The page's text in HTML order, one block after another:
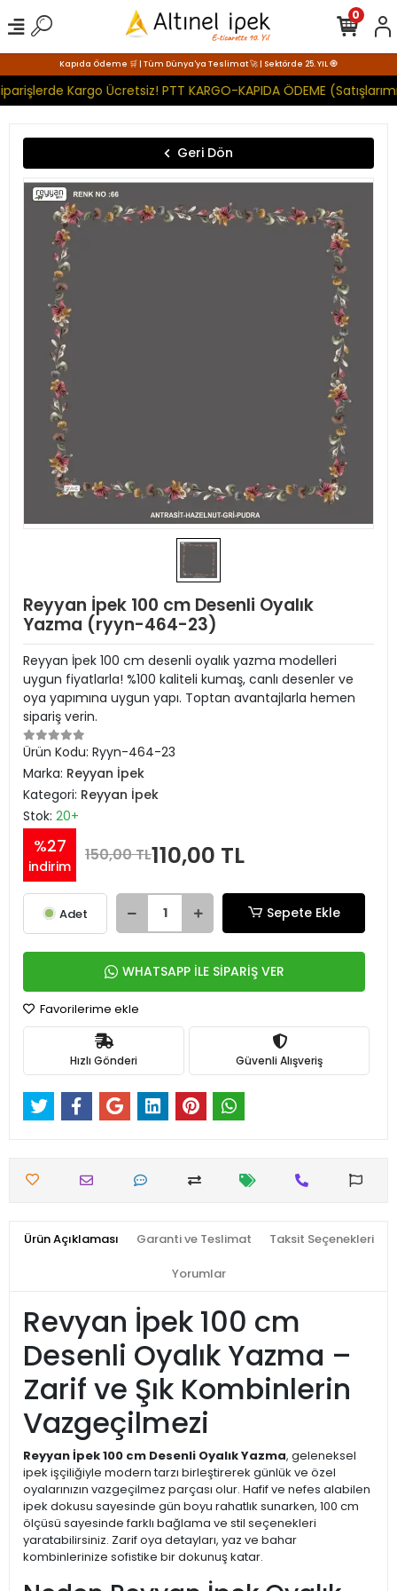
Kapıda Ödeme 🛒 | Tüm Dünya'ya Teslimat 🚀 | Sektörde 25. YIL 🧿
Kargo Ücretsiz! PTT KARGO-KAPIDA ÖDEME
0
Geri Dön
Reyyan İpek 100 cm Desenli Oyalık
Yazma (ryyn-464-23)
Reyyan İpek 100 cm desenli oyalık yazma modelleri
uygun fiyatlarla! %100 kaliteli kumaş, canlı desenler ve
oya yapımına uygun yapı. Toptan avantajlarla hemen
sipariş verin.
Ürün Kodu: Ryyn-464-23
Marka: Reyyan İpek
Kategori: Reyyan İpek
Stok: 20+
%27
indirim
150,00 TL110,00 TL
Adet Sepete Ekle
WHATSAPP İLE SİPARİŞ VER
Favorilerime ekle
Hızlı Gönderi Güvenli Alışveriş
Ürün Açıklaması Garanti ve Teslimat Taksit Seçenekleri
Yorumlar
Revyan İpek 100 cm
Desenli Oyalık Yazma –
Zarif ve Şık Kombinlerin
Vazgeçilmezi
Reyyan İpek 100 cm Desenli Oyalık Yazma, geleneksel
ipek işçiliğiyle modern tarzı birleştirerek günlük ve özel
oyalarınızın vazgeçilmez parçası olur. Hafif ve nefes alabilen
ipek dokusu sayesinde gün boyu rahatlık sunarken, 100 cm
ölçüsü sayesinde farklı bağlama ve stil seçenekleri
yaratabilirsiniz. Zarif oya detayları, yaz ve bahar
kombinlerinize sofistike bir dokunuş katar.